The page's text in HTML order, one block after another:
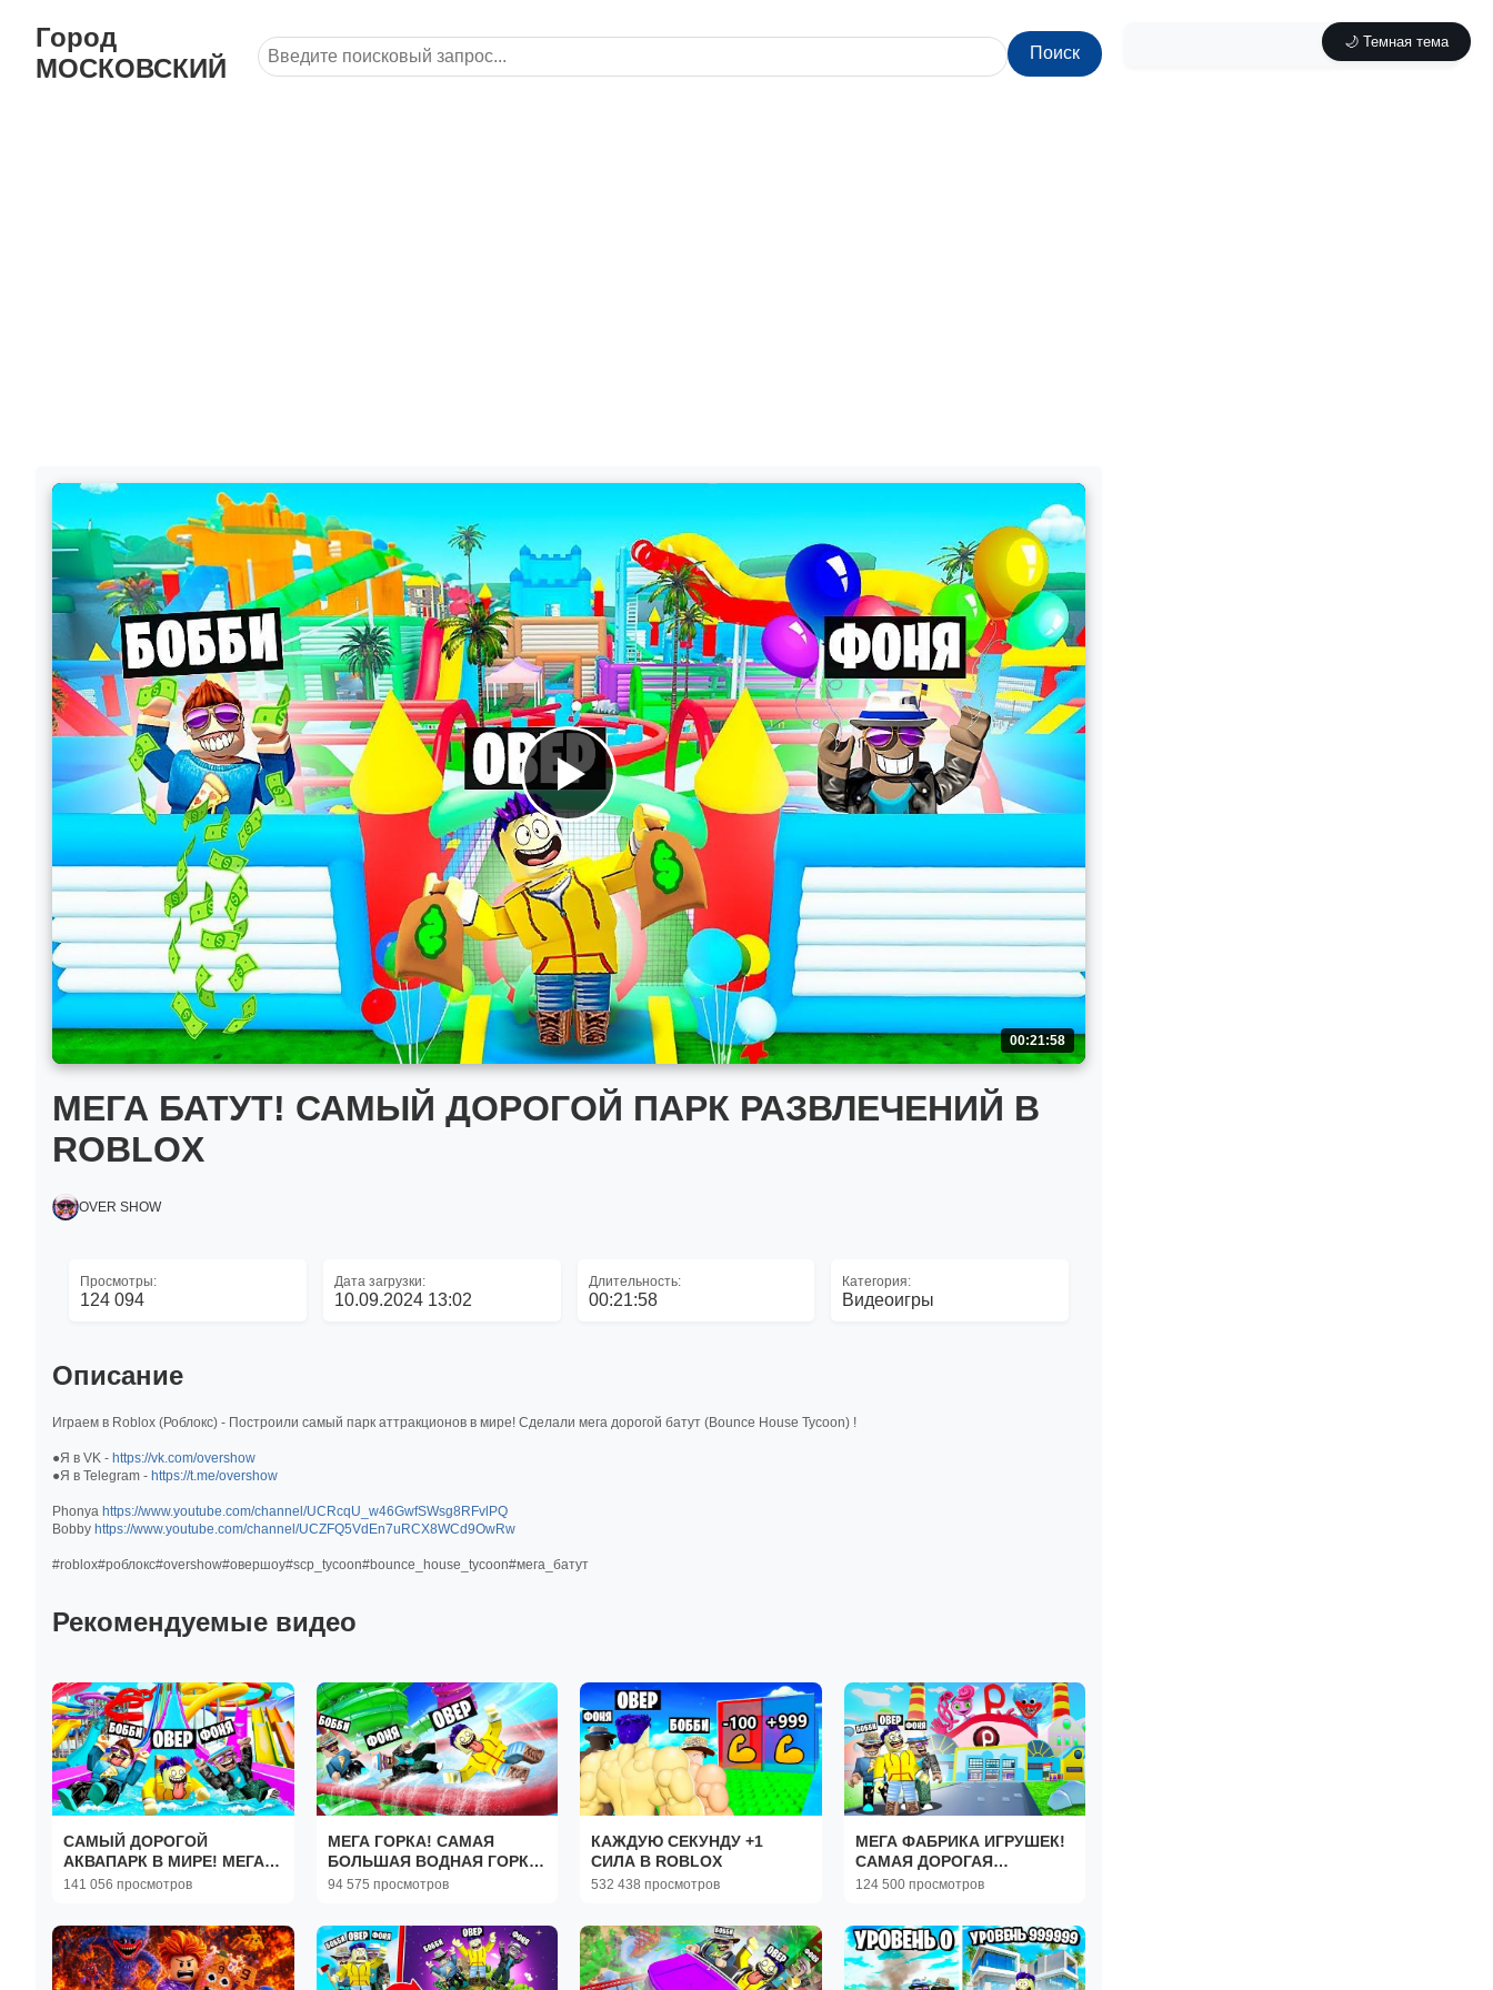
🌙 Темная тема
Город
МОСКОВСКИЙ
Поиск
00:21:58
МЕГА БАТУТ! САМЫЙ ДОРОГОЙ ПАРК РАЗВЛЕЧЕНИЙ В
ROBLOX
OVER SHOW
Просмотры:
124 094
Дата загрузки:
10.09.2024 13:02
Длительность:
00:21:58
Категория:
Видеоигры
Описание
Играем в Roblox (Роблокс) - Построили самый парк аттракционов в мире! Сделали мега дорогой батут (Bounce House Tycoon) !
●Я в VK - https://vk.com/overshow
●Я в Telegram - https://t.me/overshow
Phonya https://www.youtube.com/channel/UCRcqU_w46GwfSWsg8RFvlPQ
Bobby https://www.youtube.com/channel/UCZFQ5VdEn7uRCX8WCd9OwRw
#roblox#роблокс#overshow#овершоу#scp_tycoon#bounce_house_tycoon#мега_батут
Рекомендуемые видео
САМЫЙ ДОРОГОЙ
АКВАПАРК В МИРЕ! МЕГА
АКВАПАРК В ROBLOX
141 056 просмотров
МЕГА ГОРКА! САМАЯ
БОЛЬШАЯ ВОДНАЯ ГОРКА
В МИРЕ! БЕЗУМИЕ В
94 575 просмотров
КАЖДУЮ СЕКУНДУ +1
СИЛА В ROBLOX
532 438 просмотров
МЕГА ФАБРИКА ИГРУШЕК!
САМАЯ ДОРОГАЯ
ФАБРИКА ПОППИ
124 500 просмотров